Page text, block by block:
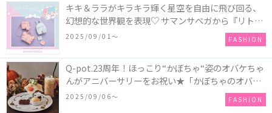
キキ＆ララがキラキラ輝く星空を自由に飛び回る、
幻想的な世界観を表現♡ サマンサベガから『リトル
ツインスターズ』50周年アニバーサリーイヤー』を
2025/09/01〜 FASHION
Q-pot.23周年！ほっこり“かぼちゃ“姿のオバケちゃ
んがアニバーサリーをお祝い★「かぼちゃのオバケ
ーキアクセサリー」が新発売！Q-pot CAFE.では
「かぼちゃのオバケーキプレート」も登場
2025/09/06〜 FASHION